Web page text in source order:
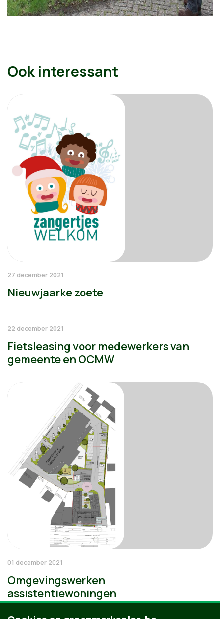
Ook interessant
27 december 2021
Nieuwjaarke zoete
22 december 2021
Fietsleasing voor medewerkers van
gemeente en OCMW
01 december 2021
Omgevingswerken
assistentiewoningen